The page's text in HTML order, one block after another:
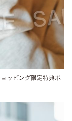
ッピング限定特典ポ